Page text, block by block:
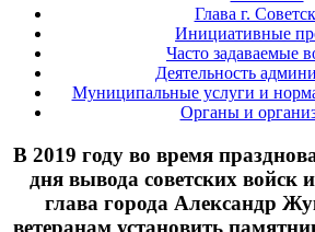
Глава г.
Инициативные
Часто задаваемые
Деятельность
Муниципальные услуги и
Органы и
В 2019 году во время
дня вывода советских войск
глава города Александр
ветеранам установить